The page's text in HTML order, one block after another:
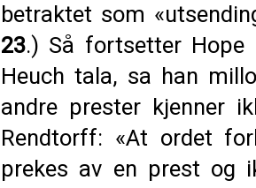
betraktet som
23.) Så fortsetter Hope
Heuch tala, sa han
andre prester kjenner
Rendtorff: «At ordet
prekes av en prest og